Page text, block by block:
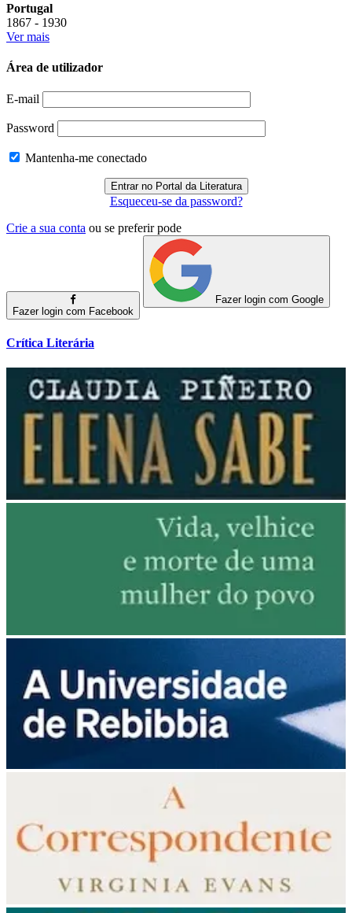
Portugal
1867 - 1930
Ver mais
Área de utilizador
E-mail
Password
Mantenha-me conectado
Esqueceu-se da password?
Crie a sua conta ou se preferir pode
Fazer login com Facebook
Fazer login com Google
Crítica Literária